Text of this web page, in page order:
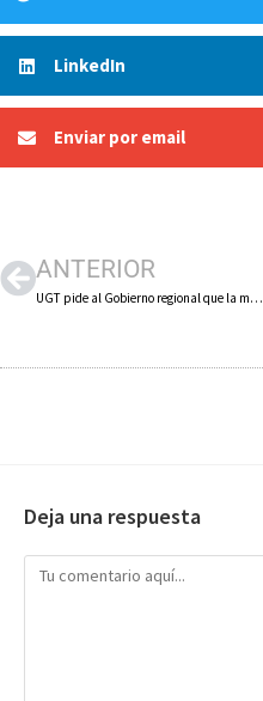
LinkedIn
Enviar por email
ANTERIOR
UGT pide al Gobierno regional que la mesa de trabajo sobre Calzados FAL y las empresas subcontratadas se reúna antes de que acabe el año
Deja una respuesta